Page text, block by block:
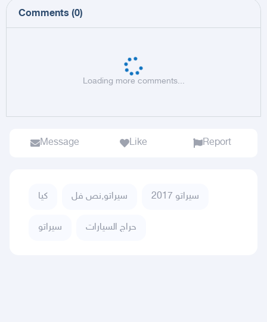
Comments (0)
Loading more comments...
Message Like Report
كيا سيراتو,نص فل سيراتو 2017
سيراتو حراج السيارات